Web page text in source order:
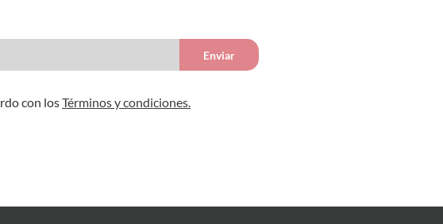
Enviar
con losTérminos y condiciones.